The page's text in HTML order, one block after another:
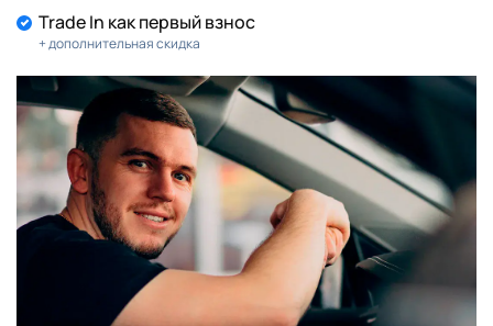
Trade In как первый взнос
+ дополнительная скидка